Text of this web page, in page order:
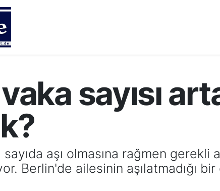
sayısı
aşı olmasına rağmen gerekli
Berlin'de ailesinin aşılatmadığı